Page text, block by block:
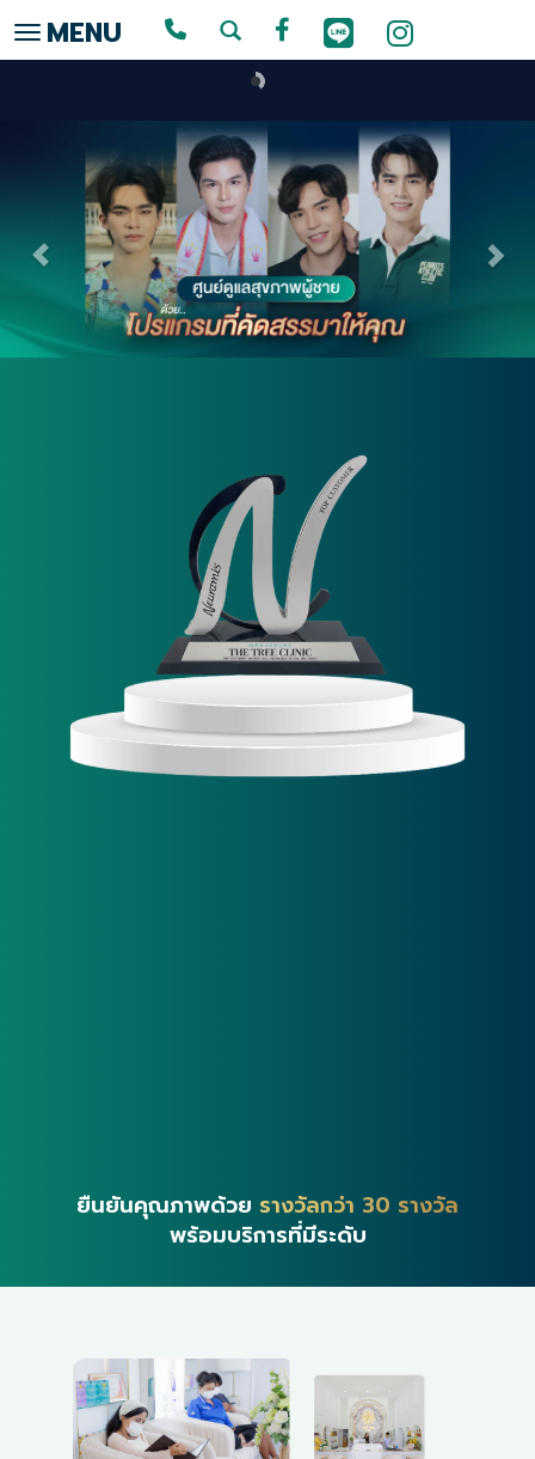
Toggle navigation
MENU
ยืนยันคุณภาพด้วย รางวัลกว่า 30 รางวัล
พร้อมบริการที่มีระดับ